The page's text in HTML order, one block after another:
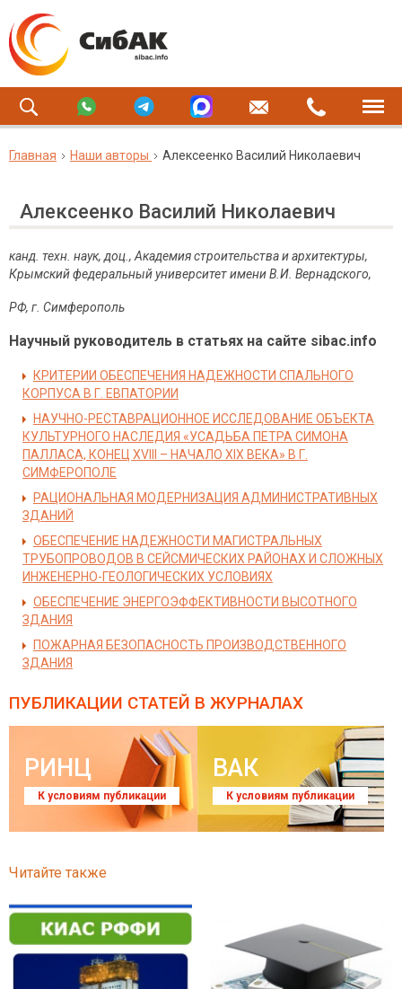
Главная Наши авторы Алексеенко Василий Николаевич
Алексеенко Василий Николаевич
канд. техн. наук, доц., Академия строительства и архитектуры,
Крымский федеральный университет имени В.И. Вернадского,
РФ, г Симферополь
Научный руководитель в статьях на сайте sibac.info
КРИТЕРИИ ОБЕСПЕЧЕНИЯ НАДЕЖНОСТИ СПАЛЬНОГО
КОРПУСА В Г. ЕВПАТОРИИ
НАУЧНО-РЕСТАВРАЦИОННОЕ ИССЛЕДОВАНИЕ ОБЪЕКТА
КУЛЬТУРНОГО НАСЛЕДИЯ «УСАДЬБА ПЕТРА СИМОНА
ПАЛЛАСА, КОНЕЦ XVIII – НАЧАЛО XIX ВЕКА» В Г.
СИМФЕРОПОЛЕ
РАЦИОНАЛЬНАЯ МОДЕРНИЗАЦИЯ АДМИНИСТРАТИВНЫХ
ЗДАНИЙ
ОБЕСПЕЧЕНИЕ НАДЕЖНОСТИ МАГИСТРАЛЬНЫХ
ТРУБОПРОВОДОВ В СЕЙСМИЧЕСКИХ РАЙОНАХ И СЛОЖНЫХ
ИНЖЕНЕРНО-ГЕОЛОГИЧЕСКИХ УСЛОВИЯХ
ОБЕСПЕЧЕНИЕ ЭНЕРГОЭФФЕКТИВНОСТИ ВЫСОТНОГО
ЗДАНИЯ
ПОЖАРНАЯ БЕЗОПАСНОСТЬ ПРОИЗВОДСТВЕННОГО
ЗДАНИЯ
ПУБЛИКАЦИИ СТАТЕЙ В ЖУРНАЛАХ
РИНЦ
К условиям публикации
ВАК
К условиям публикации
Читайте также